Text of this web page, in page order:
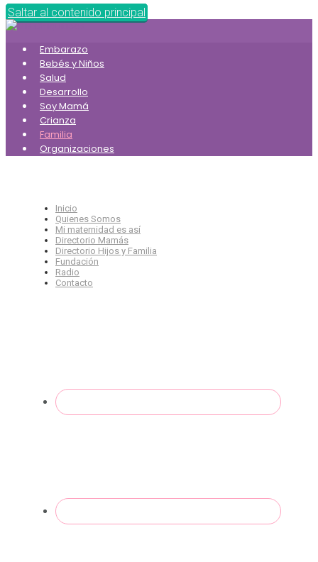
Saltar al contenido principal
Embarazo
Bebés y Niños
Salud
Desarrollo
Soy Mamá
Crianza
Familia
Organizaciones
Inicio
Quienes Somos
Mi maternidad es así
Directorio Mamás
Directorio Hijos y Familia
Fundación
Radio
Contacto